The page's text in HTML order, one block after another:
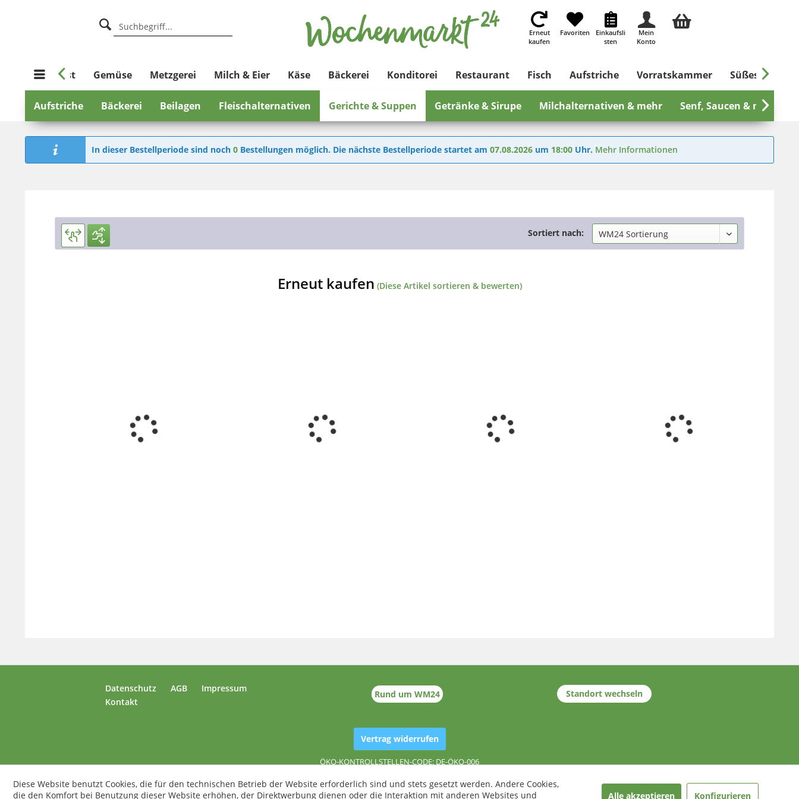
Erneut
kaufen
Favoriten
Einkaufsli
sten
Mein
Konto
% Obst Gemüse Metzgerei Milch & Eier Käse Bäckerei Konditorei Restaurant Fisch Aufstriche Vorratskammer Süßes &
Aufstriche Bäckerei Beilagen Fleischalternativen Gerichte & Suppen Getränke & Sirupe Milchalternativen & mehr Senf, Saucen & mehr

 
In dieser Bestellperiode sind noch 0 Bestellungen möglich. Die nächste Bestellperiode startet am 07.08.2026 um 18:00 Uhr. Mehr Informationen
Sortiert nach:
Erneut kaufen (Diese Artikel sortieren & bewerten)
Datenschutz AGB
Impressum
Kontakt
Rund um WM24 Standort wechseln
Vertrag widerrufen
ÖKO-KONTROLLSTELLEN-CODE: DE-ÖKO-006
Diese Website benutzt Cookies, die für den technischen Betrieb der Website erforderlich sind und stets gesetzt werden. Andere Cookies,
die den Komfort bei Benutzung dieser Website erhöhen, der Direktwerbung dienen oder die Interaktion mit anderen Websites und
Alle akzeptieren Konfigurieren